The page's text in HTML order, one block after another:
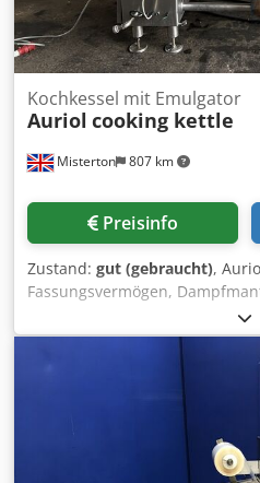
Misterton 807 km
Kochkessel mit Emulgator
Auriol cooking kettle
Preisinfo
Zustand: gut (gebraucht),
Fassungsvermögen,
montiertem Motor,
variable Geschwindigkeit,
Entladen, auf Wiegezellen,